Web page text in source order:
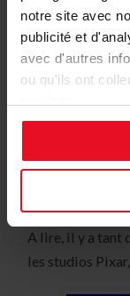
notre site avec
publicité et
avec d'autres
ou qu'ils ont
A lire, il y a tant
les studios